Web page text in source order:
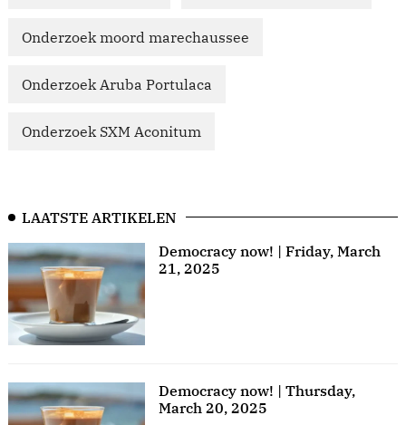
Onderzoek moord marechaussee
Onderzoek Aruba Portulaca
Onderzoek SXM Aconitum
LAATSTE ARTIKELEN
Democracy now! | Friday, March
21, 2025
Democracy now! | Thursday,
March 20, 2025